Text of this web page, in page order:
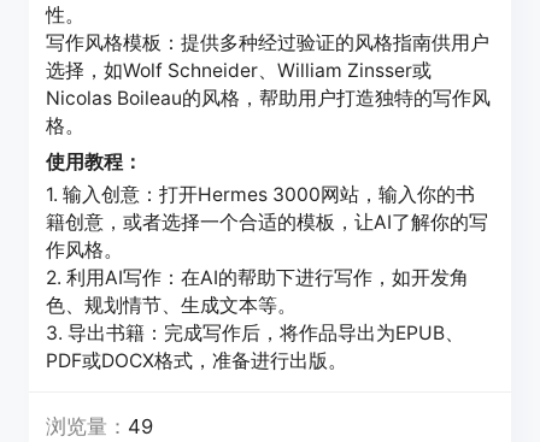
性。
写作风格模板：提供多种经过验证的风格指南供用户
选择，如Wolf Schneider、William Zinsser或
Nicolas Boileau的风格，帮助用户打造独特的写作风
格。
使用教程：
1. 输入创意：打开Hermes 3000网站，输入你的书
籍创意，或者选择一个合适的模板，让AI了解你的写
作风格。
2. 利用AI写作：在AI的帮助下进行写作，如开发角
色、规划情节、生成文本等。
3. 导出书籍：完成写作后，将作品导出为EPUB、
PDF或DOCX格式，准备进行出版。
浏览量： 49